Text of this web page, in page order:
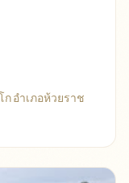
อำเภอห้วยราช